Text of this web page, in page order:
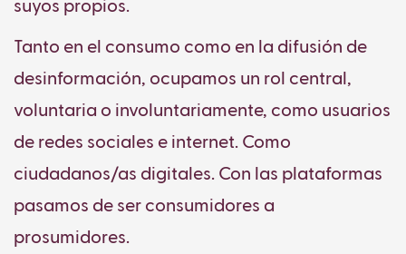
suyos propios.
Tanto en el consumo como en la difusión de
desinformación, ocupamos un rol central,
voluntaria o involuntariamente, como usuarios
de redes sociales e internet. Como
ciudadanos/as digitales. Con las plataformas
pasamos de ser consumidores a
prosumidores.